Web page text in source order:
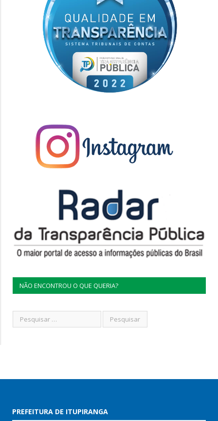
NÃO ENCONTROU O QUE QUERIA?
PREFEITURA DE ITUPIRANGA